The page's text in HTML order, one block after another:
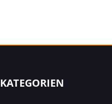
KATEGORIEN